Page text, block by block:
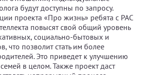
будут доступны по запросу.
проекта «Про жизнь» ребята с РАС
повысят свой общий уровень
социально-бытовых и
что позволит стать им более
Это приведет к улучшению
в целом. Также проект даст